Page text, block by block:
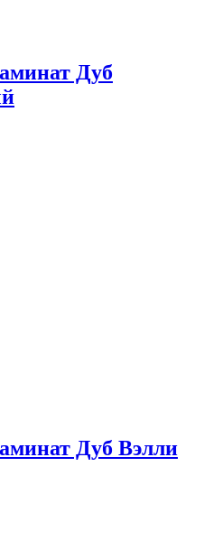
Дуб
Дуб Вэлли